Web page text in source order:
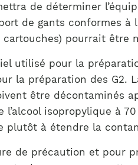
de déterminer
de gants conformes à
cartouches) pourrait être
utilisé pour la
la préparation des G2.
être décontaminés
l’alcool isopropylique à
plutôt à étendre la
de précaution et pour